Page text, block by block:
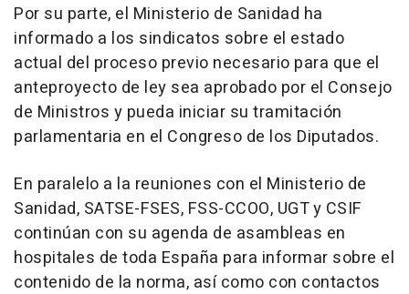
Por su parte, el Ministerio de Sanidad ha
informado a los sindicatos sobre el estado
actual del proceso previo necesario para que el
anteproyecto de ley sea aprobado por el Consejo
de Ministros y pueda iniciar su tramitación
parlamentaria en el Congreso de los Diputados.
En paralelo a la reuniones con el Ministerio de
Sanidad, SATSE-FSES, FSS-CCOO, UGT y CSIF
continúan con su agenda de asambleas en
hospitales de toda España para informar sobre el
contenido de la norma, así como con contactos